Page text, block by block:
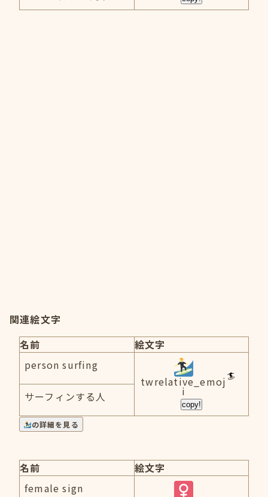
関連絵文字
名前
絵文字
person surfing
twrelative_emoj
i
copy!
サーフィンする人
の詳細を見る
名前
絵文字
female sign